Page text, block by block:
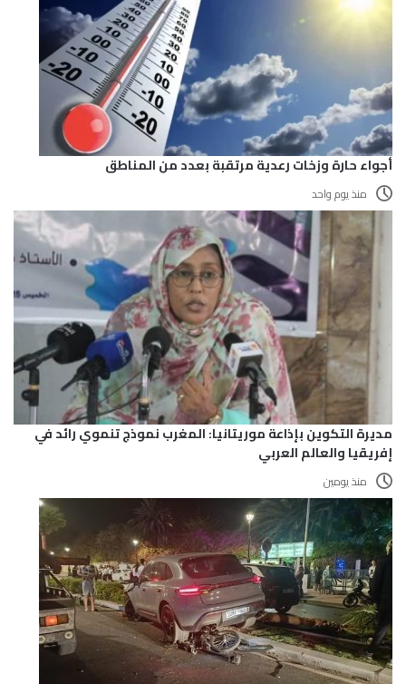
أجواء حارة وزخات رعدية مرتقبة بعدد من المناطق
منذ يوم واحد
مديرة التكوين بإذاعة موريتانيا: المغرب نموذج تنموي رائد في
إفريقيا والعالم العربي
منذ يومين